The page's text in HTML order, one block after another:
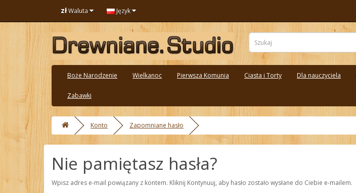
złWaluta Język
Boże Narodzenie Wielkanoc Pierwsza Komunia Ciasta i Torty Dla nauczyciela
Zabawki
Konto Zapomniane hasło
Nie pamiętasz hasła?
Wpisz adres e-mail powiązany z kontem. Kliknij Kontynuuj, aby hasło zostało wysłane do Ciebie e-mailem.